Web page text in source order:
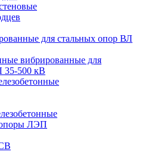
для стальных опор ВЛ
вибрированные для
35-500 кВ
ЛЭП